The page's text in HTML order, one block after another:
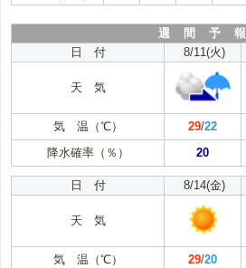
週 間 予 報
日 付
8/11(火)
天 気
気 温（℃） 29/22
降水確率（％）
20
日 付 8/14(金)
天 気
気 温（℃） 29/20